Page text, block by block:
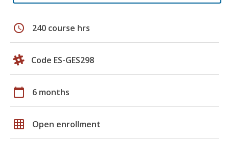
schedule 240 course hrs
Code ES-GES298
calendar_today 6 months
grid_on Open enrollment